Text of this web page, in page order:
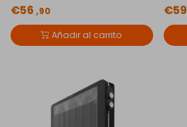
€56 ,90
Añadir al carrito
€59